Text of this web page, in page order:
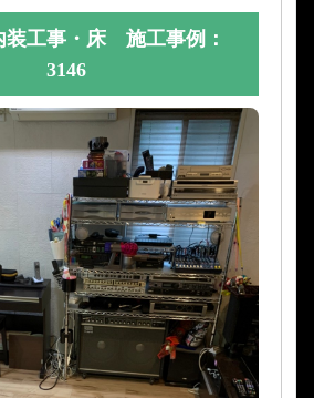
装工事・床 施工事例：
3146